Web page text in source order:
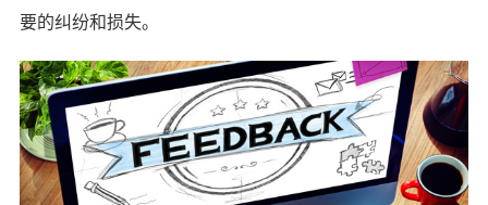
要的纠纷和损失。